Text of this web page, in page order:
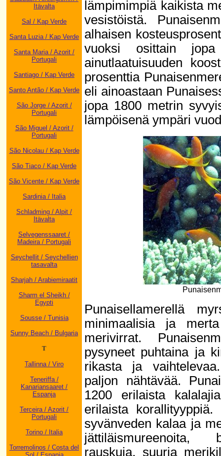
Itävalta
Sal / Kap Verde
Santa Luzia / Kap Verde
Santa Maria / Azorit /
Portugali
Santiago / Kap Verde
Santo Antão / Kap Verde
São Jorge / Azorit /
Portugali
São Miguel / Azorit /
Portugali
São Nicolau / Kap Verde
São Tiaco / Kap Verde
São Vicente / Kap Verde
Sardinia / Italia
Schladming / Alpit /
Itävalta
Selvegenssaaret /
Madeira / Portugali
Seychellit / Seychellien
tasavalta
Sharjah / Arabiemiraatit
Sharm el Sheikh /
Egypti
Sousse / Tunisia
Sunny Beach / Bulgaria
T
Tallinna / Viro
Teneriffa /
Kanariansaaret /
Espanja
Terceira / Azorit /
Portugali
Torino / Italia
Torremolinos / Costa del
lämpimimpiä kaikista
vesistöistä.
alhaisen
vuoksi osittain
ainutlaatuisuuden
prosenttia
eli ainoastaan
jopa 1800 metrin
lämpöisenä ympäri
Punaisellamerellä
minimaalisia ja
merivirrat.
pysyneet puhtaina ja
rikasta ja
paljon nähtävää.
1200 erilaista
erilaista
syvänveden kalaa ja
jättiläismureenoita,
rauskuja, suuria